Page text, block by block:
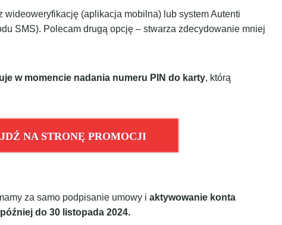
wideoweryfikację (aplikacja mobilna) lub system Autenti
SMS). Polecam drugą opcję – stwarza zdecydowanie mniej
w momencie nadania numeru PIN do karty, którą
NA STRONĘ PROMOCJI
za samo podpisanie umowy i aktywowanie konta
do 30 listopada 2024.